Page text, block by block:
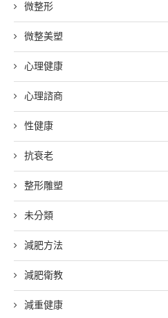
微整形
微整美塑
心理健康
心理諮商
性健康
抗衰老
整形雕塑
未分類
減肥方法
減肥衛教
減重健康